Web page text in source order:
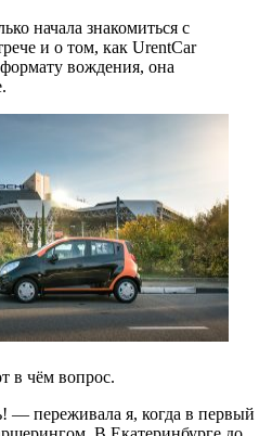
начала знакомиться с
и о том, как UrentCar
вождения, она
в чём вопрос.
— переживала я, когда в первый